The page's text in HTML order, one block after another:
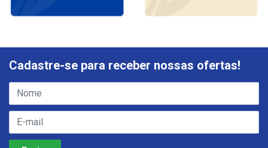
Cadastre-se para receber nossas ofertas!